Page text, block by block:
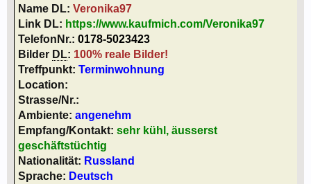
Name DL: Veronika97
Link DL: https://www.kaufmich.com/Veronika97
TelefonNr.: 0178-5023423
Bilder DL: 100% reale Bilder!
Treffpunkt: Terminwohnung
Location:
Strasse/Nr.:
Ambiente: angenehm
Empfang/Kontakt: sehr kühl, äusserst
geschäftstüchtig
Nationalität: Russland
Sprache: Deutsch